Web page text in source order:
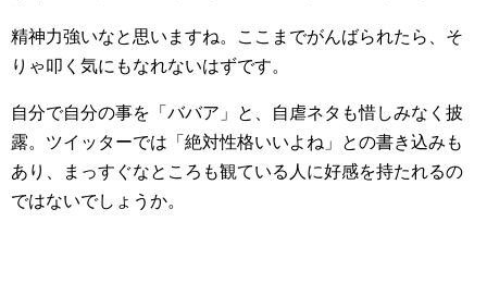
精神力強いなと思いますね。ここまでがんばられたら、そ
りゃ叩く気にもなれないはずです。
自分で自分の事を「ババア」と、自虐ネタも惜しみなく披
露。ツイッターでは「絶対性格いいよね」との書き込みも
あり、まっすぐなところも観ている人に好感を持たれるの
ではないでしょうか。